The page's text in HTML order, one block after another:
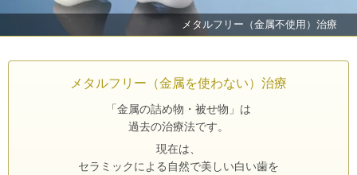
メタルフリー（金属不使用）治療
メタルフリー（金属を使わない）治療
「金属の詰め物・被せ物」は
過去の治療法です。
現在は、
セラミックによる自然で美しい白い歯を